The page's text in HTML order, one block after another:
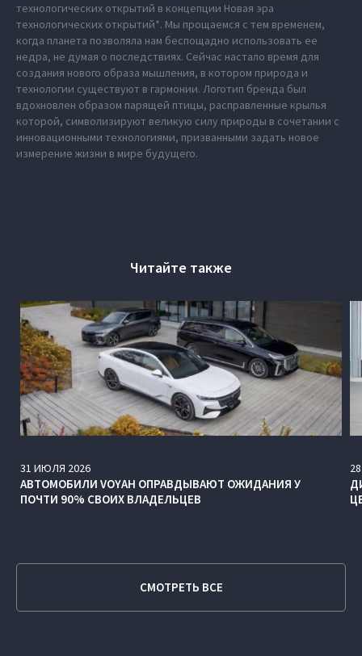
технологических открытий в концепции Новая эра
технологических открытий*. Мы прощаемся с тем временем,
когда планета позволяла нам беспощадно использовать ее
недра, не думая о последствиях. Сейчас настало время для
создания нового образа мышления, в котором природа и
технологии существуют в гармонии. Логотип бренда был
вдохновлен образом парящей птицы, расправленные крылья
которой, символизируют великую силу природы в сочетании с
инновационными технологиями, призванными задать новое
измерение жизни в мире будущего.
Читайте также
31 ИЮЛЯ 2026
АВТОМОБИЛИ VOYAH ОПРАВДЫВАЮТ ОЖИДАНИЯ У
ПОЧТИ 90% СВОИХ ВЛАДЕЛЬЦЕВ
28
СМОТРЕТЬ ВСЕ